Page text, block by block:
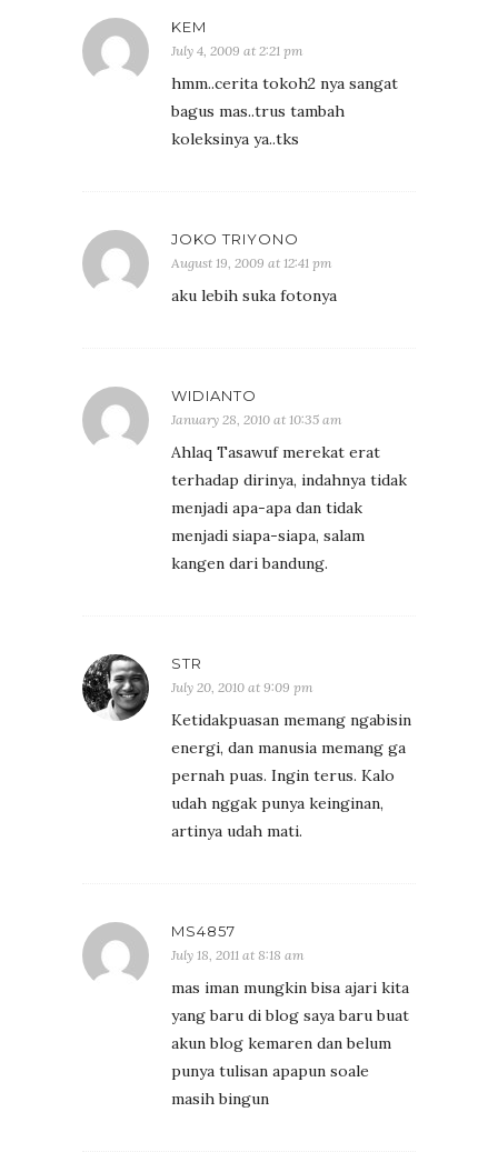
KEM
July 4, 2009 at 2:21 pm
hmm..cerita tokoh2 nya sangat
bagus mas..trus tambah
koleksinya ya..tks
JOKO TRIYONO
August 19, 2009 at 12:41 pm
aku lebih suka fotonya
WIDIANTO
January 28, 2010 at 10:35 am
Ahlaq Tasawuf merekat erat
terhadap dirinya, indahnya tidak
menjadi apa-apa dan tidak
menjadi siapa-siapa, salam
kangen dari bandung.
STR
July 20, 2010 at 9:09 pm
Ketidakpuasan memang ngabisin
energi, dan manusia memang ga
pernah puas. Ingin terus. Kalo
udah nggak punya keinginan,
artinya udah mati.
MS4857
July 18, 2011 at 8:18 am
mas iman mungkin bisa ajari kita
yang baru di blog saya baru buat
akun blog kemaren dan belum
punya tulisan apapun soale
masih bingun